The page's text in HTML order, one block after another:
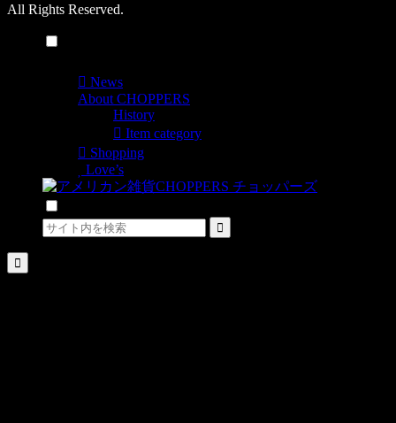
All Rights Reserved.
News
About CHOPPERS
History
Item category
Shopping
Love’s